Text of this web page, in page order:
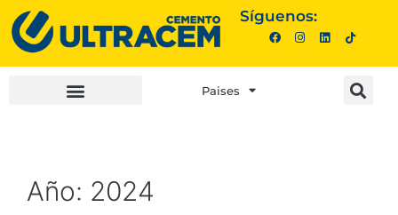
Síguenos:
Paises
Año: 2024